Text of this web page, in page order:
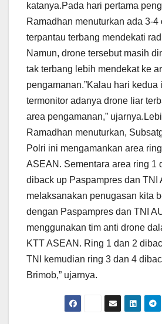
katanya.Pada hari pertama
Ramadhan menuturkan ada 3-4
terpantau terbang mendekati
Namun, drone tersebut masih
tak terbang lebih mendekat ke
pengamanan.”Kalau hari kedua
termonitor adanya drone liar
area pengamanan,”
Ramadhan menuturkan,
Polri ini mengamankan area
ASEAN. Sementara area ring 1
diback up Paspampres dan TNI
melaksanakan penugasan kita
dengan Paspampres dan TNI
menggunakan tim anti drone
KTT ASEAN. Ring 1 dan 2
TNI kemudian ring 3 dan 4
Brimob,” ujarnya.